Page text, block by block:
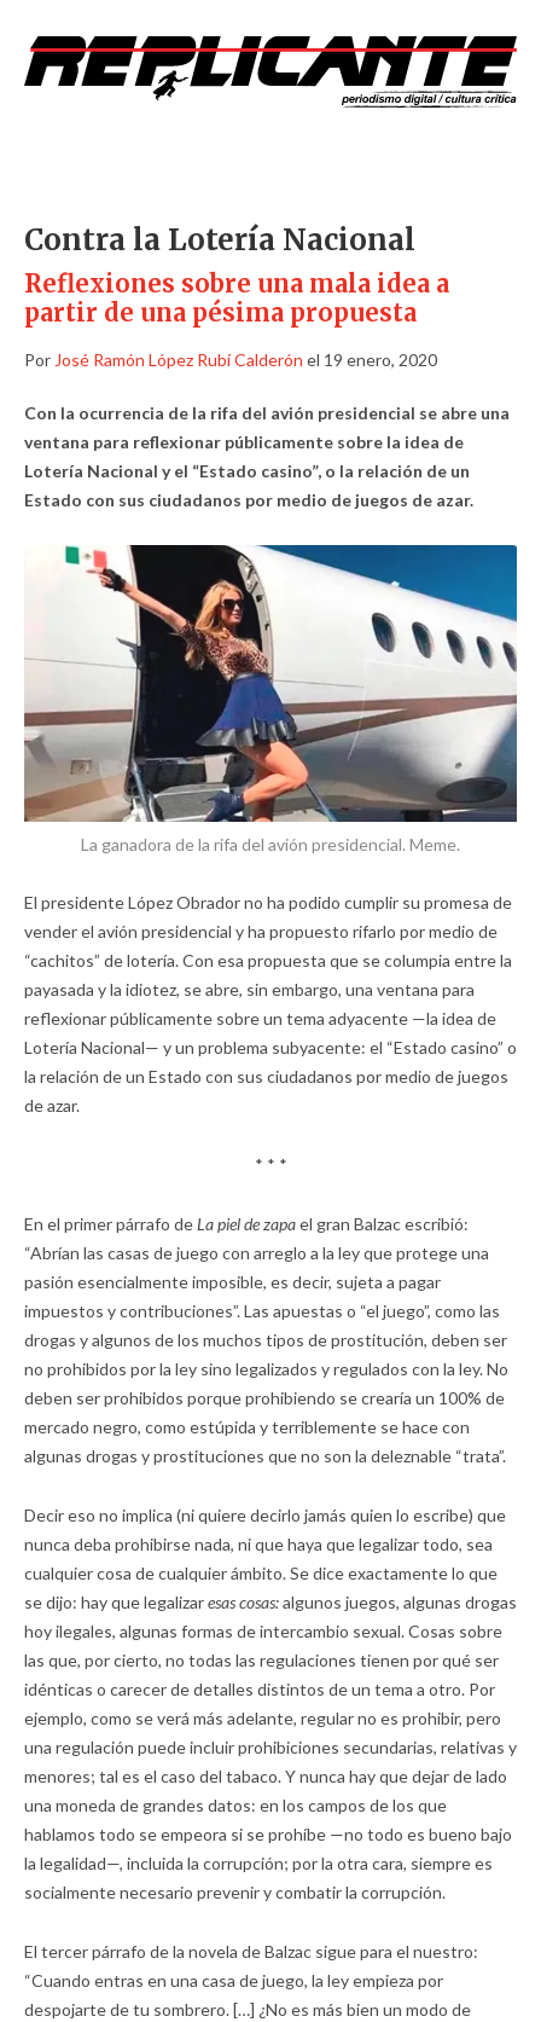
Contra la Lotería Nacional
Reflexiones sobre una mala idea a
partir de una pésima propuesta
Por José Ramón López Rubí Calderón el 19 enero, 2020
Con la ocurrencia de la rifa del avión presidencial se abre una
ventana para reflexionar públicamente sobre la idea de
Lotería Nacional y el “Estado casino”, o la relación de un
Estado con sus ciudadanos por medio de juegos de azar.
La ganadora de la rifa del avión presidencial. Meme.
El presidente López Obrador no ha podido cumplir su promesa de
vender el avión presidencial y ha propuesto rifarlo por medio de
“cachitos” de lotería. Con esa propuesta que se columpia entre la
payasada y la idiotez, se abre, sin embargo, una ventana para
reflexionar públicamente sobre un tema adyacente —la idea de
Lotería Nacional— y un problema subyacente: el “Estado casino” o
la relación de un Estado con sus ciudadanos por medio de juegos
de azar.
* * *
En el primer párrafo deLa piel de zapael gran Balzac escribió:
“Abrían las casas de juego con arreglo a la ley que protege una
pasión esencialmente imposible, es decir, sujeta a pagar
impuestos y contribuciones”. Las apuestas o “el juego”, como las
drogas y algunos de los muchos tipos de prostitución, deben ser
no prohibidos por la ley sino legalizados y regulados con la ley. No
deben ser prohibidos porque prohibiendo se crearía un 100% de
mercado negro, como estúpida y terriblemente se hace con
algunas drogas y prostituciones que no son la deleznable “trata”.
Decir eso no implica (ni quiere decirlo jamás quien lo escribe) que
nunca deba prohibirse nada, ni que haya que legalizar todo, sea
cualquier cosa de cualquier ámbito. Se dice exactamente lo que
se dijo: hay que legalizaresas cosas:algunos juegos, algunas drogas
hoy ilegales, algunas formas de intercambio sexual. Cosas sobre
las que, por cierto, no todas las regulaciones tienen por qué ser
idénticas o carecer de detalles distintos de un tema a otro. Por
ejemplo, como se verá más adelante, regular no es prohibir, pero
una regulación puede incluir prohibiciones secundarias, relativas y
menores; tal es el caso del tabaco. Y nunca hay que dejar de lado
una moneda de grandes datos: en los campos de los que
hablamos todo se empeora si se prohíbe —no todo es bueno bajo
la legalidad—, incluida la corrupción; por la otra cara, siempre es
socialmente necesario prevenir y combatir la corrupción.
El tercer párrafo de la novela de Balzac sigue para el nuestro:
“Cuando entras en una casa de juego, la ley empieza por
despojarte de tu sombrero. […] ¿No es más bien un modo de